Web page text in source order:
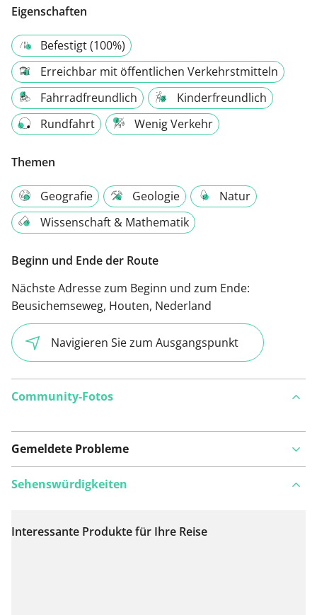
Eigenschaften
Befestigt (100%)
Erreichbar mit öffentlichen Verkehrstmitteln
Fahrradfreundlich
Kinderfreundlich
Rundfahrt
Wenig Verkehr
Themen
Geografie Geologie
Natur
Wissenschaft & Mathematik
Beginn und Ende der Route
Nächste Adresse zum Beginn und zum Ende:
Beusichemseweg, Houten, Nederland
Navigieren Sie zum Ausgangspunkt
Community-Fotos
Gemeldete Probleme
Auf Karte anzeigen
Sehenswürdigkeiten
Interessante Produkte für Ihre Reise